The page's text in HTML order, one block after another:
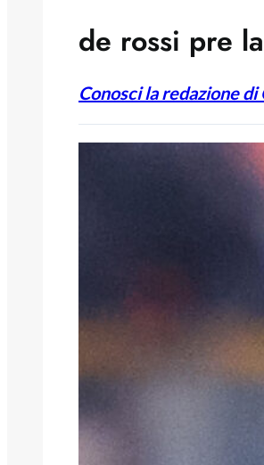
de rossi pre
Conosci la redazione di